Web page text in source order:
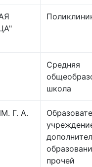
Средняя
школа
Г. А.
прочей